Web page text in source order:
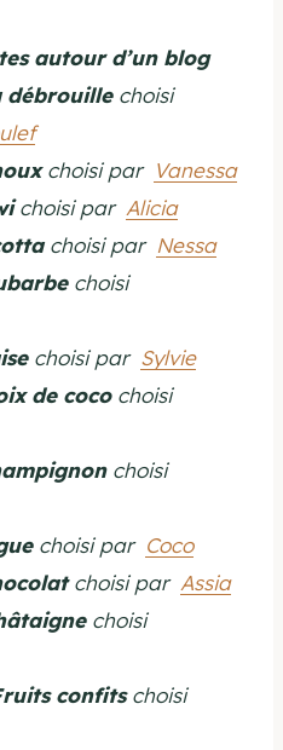
autour d’un blog
débrouillechoisi
choisi par Vanessa
choisi par Alicia
choisi par Nessa
choisi
choisi par Sylvie
de cocochoisi
choisi
choisi par Coco
choisi par Assia
choisi
confitschoisi